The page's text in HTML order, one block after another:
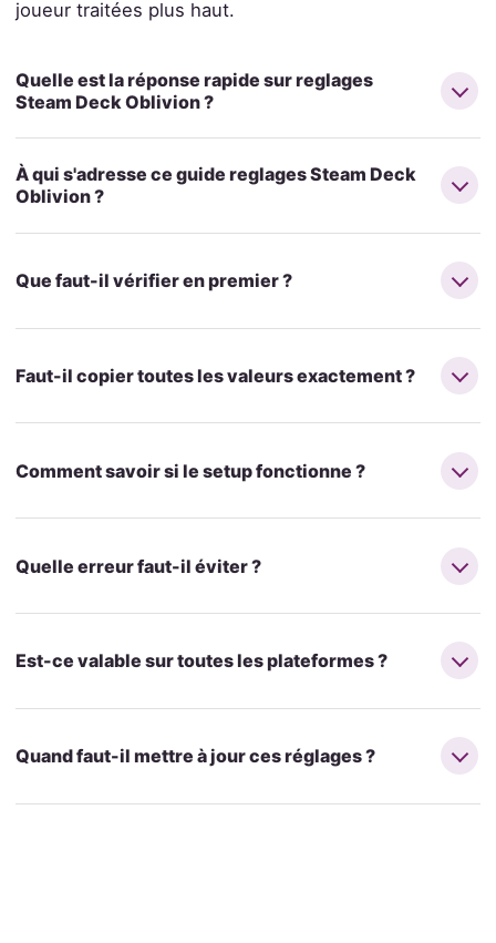
joueur traitées plus haut.
Quelle est la réponse rapide sur reglages
Steam Deck Oblivion ?
À qui s'adresse ce guide reglages Steam Deck
Oblivion ?
Que faut-il vérifier en premier ?
Faut-il copier toutes les valeurs exactement ?
Comment savoir si le setup fonctionne ?
Quelle erreur faut-il éviter ?
Est-ce valable sur toutes les plateformes ?
Quand faut-il mettre à jour ces réglages ?